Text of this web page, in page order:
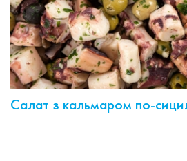
Салат з кальмаром по-